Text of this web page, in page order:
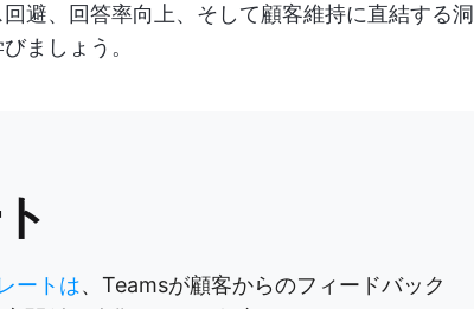
避、回答率向上、そして顧客維持に直結する洞
ましょう。
ートは、Teamsが顧客からのフィードバック